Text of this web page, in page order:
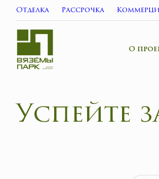
Отделка Рассрочка
О
Успейте